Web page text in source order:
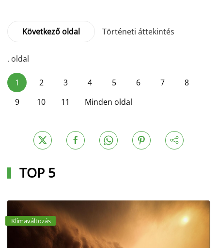
Következő oldal Történeti áttekintés
. oldal
1 2 3 4 5 6 7
8
9
10 11 Minden oldal
TOP 5
Klímaváltozás